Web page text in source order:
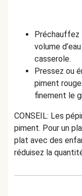
Préchauffez
volume
casserole.
Pressez ou
piment rouge.
finement le
CONSEIL: Les
piment. Pour un
plat avec des
réduisez la